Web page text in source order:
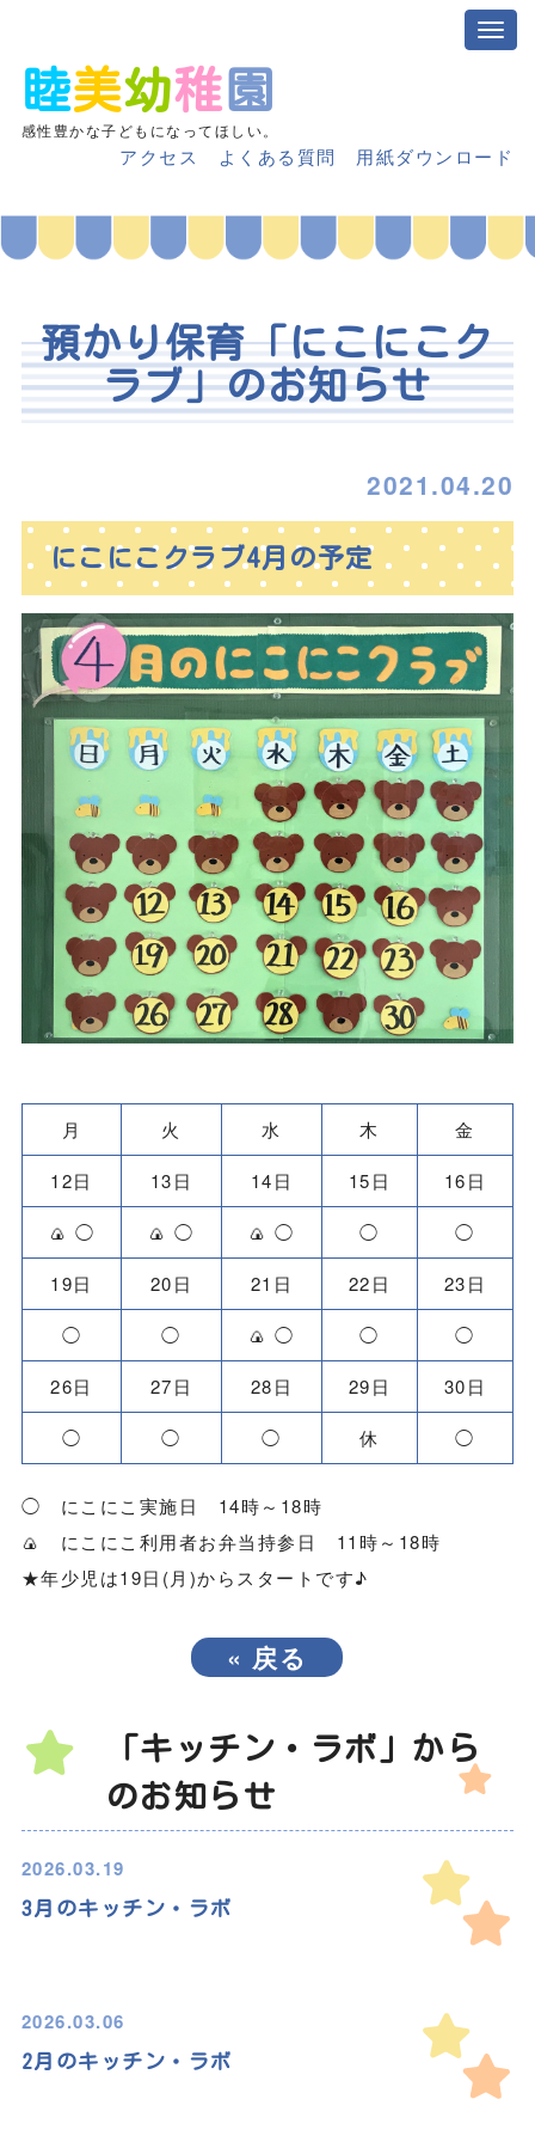
睦美幼稚 園
感性豊かな子どもになってほしい。
アクセス よくある質問 用紙ダウンロード
預かり保育「にこにこク
ラブ」のお知らせ
2021.04.20
にこにこクラブ4月の予定
月 火 水 木 金
12日 13日 14日 15日 16日
🍙 ◯ 🍙 ◯ 🍙 ◯ ◯ ◯
19日 20日 21日 22日 23日
◯ ◯ 🍙 ◯ ◯ ◯
26日 27日 28日 29日 30日
◯ ◯ ◯ 休 ◯
◯ にこにこ実施日 14時～18時
🍙 にこにこ利用者お弁当持参日 11時～18時
★年少児は19日(月)からスタートです♪
« 戻る
「キッチン・ラボ」から
のお知らせ
2026.03.19
3月のキッチン・ラボ
2026.03.06
2月のキッチン・ラボ